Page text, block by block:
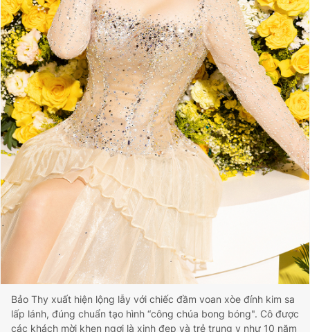
Đọc Thanh Niên trên điện thoại
Theo dõi báo trên
Hotline
0906 645 777
Liên hệ quảng cáo
0908 780 404
Đặt báo Quảng cáo Tòa soạn Chính sách bảo
Tổng biên tập: Nguyễn Ngọc Toàn
Phó tổng biên tập thường trực: Hải Thành
Phó tổng biên tập: Lâm Hiếu Dũng
Phó tổng biên tập: Trần Việt Hưng
Tổng thư ký tòa soạn: Đức Trung
Giấy phép xuất bản số 110/GP - BTTTT cấp ngày 24.3.2020
© 2003-2026 Bản quyền thuộc về Báo Thanh Niên. Cấm sao
chép dưới mọi hình thức nếu không có sự chấp thuận bằng văn
bản. Phát triển bởi ePi Technologies, JSC.
Bảo Thy xuất hiện lộng lẫy với chiếc đầm voan xòe đính kim sa
lấp lánh, đúng chuẩn tạo hình “công chúa bong bóng". Cô được
các khách mời khen ngợi là xinh đẹp và trẻ trung y như 10 năm